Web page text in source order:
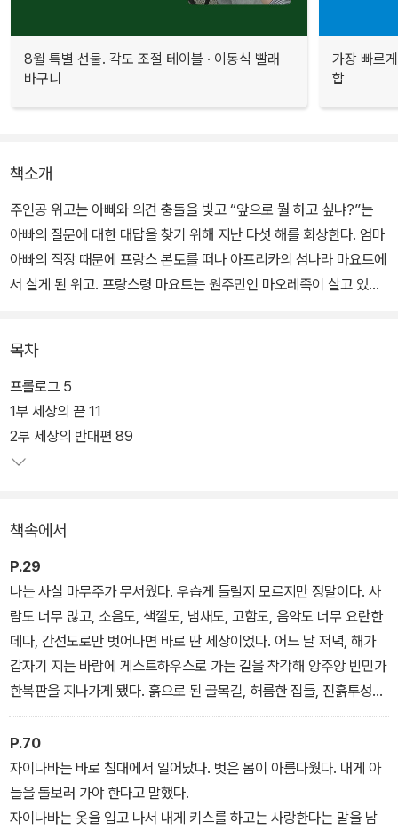
8월 특별 선물. 각도 조절 테이블 · 이동식 빨래
바구니
가장 빠르
합
책소개
주인공 위고는 아빠와 의견 충돌을 빚고 “앞으로 뭘 하고 싶냐?”는
아빠의 질문에 대한 대답을 찾기 위해 지난 다섯 해를 회상한다. 엄마
아빠의 직장 때문에 프랑스 본토를 떠나 아프리카의 섬나라 마요트에
서 살게 된 위고. 프랑스령 마요트는 원주민인 마오레족이 살고 있고,
조금씩 적응해 간다.
어느덧 3년의 시간이 흐르고 중학교 2학년에 올라간 위고는 마오레
족 소녀 자이나바와 사랑에 빠진다. 그러나 부주의하고 무분별하게
사랑을 나눈 나머지 자이나바가 임신을 하고, 상황에 몰린 위고는 모
알고 있다.
그럴 수밖에 없었던 까닭은 위고가 자이나바를 비롯한 마오레족 청소
년들처럼 성숙한 삶의 태도를 갖지 못했기 때문이며, 마요트에 충분
히 동화되지 못했기 때문이다. 위고는 그저 나약하고 미숙한 백인 소
년에 불과했던 것이다. 프랑스행 비행기 안에서 수치심에 휩싸여 눈
물을 흘리는 것 말고 위고가 할 수 있는 일은 아무것도 없어 보인다.
목차
프롤로그 5
1부 세상의 끝 11
2부 세상의 반대편 89
책속에서
P.29
나는 사실 마무주가 무서웠다. 우습게 들릴지 모르지만 정말이다. 사
람도 너무 많고, 소음도, 색깔도, 냄새도, 고함도, 음악도 너무 요란한
데다, 간선도로만 벗어나면 바로 딴 세상이었다. 어느 날 저녁, 해가
갑자기 지는 바람에 게스트하우스로 가는 길을 착각해 앙주앙 빈민가
한복판을 지나가게 됐다. 흙으로 된 골목길, 허름한 집들, 진흙투성이
개울을 지나는데, 사람들의 눈이 나를 계속 따라왔다. 나이키 운동화
에 반바지와 퀵실버 티셔츠를 입은 나는 그 동네에 어울리지 않는 아
이였던 것이다.
P.70
자이나바는 바로 침대에서 일어났다. 벗은 몸이 아름다웠다. 내게 아
들을 돌보러 가야 한다고 말했다.
자이나바는 옷을 입고 나서 내게 키스를 하고는 사랑한다는 말을 남